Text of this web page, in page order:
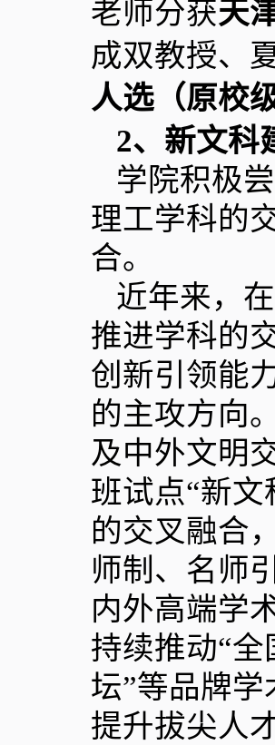
老师分获天
成双教授、
人选（原校
2、新文科
学院积极
理工学科的
合。
近年来，
推进学科的
创新引领能
的主攻方向
及中外文明
班试点“新
的交叉融合
师制、名师
内外高端学
持续推动“
坛”等品牌
提升拔尖人